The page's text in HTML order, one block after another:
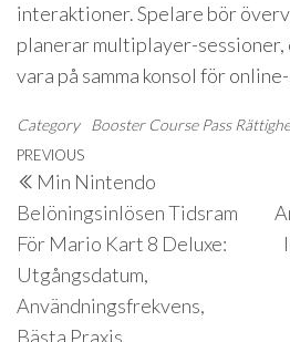
interaktioner. Spelare bör
planerar multiplayer-sessioner,
vara på samma konsol för
Category Booster Course Pass
Post
navigation
Previous
Post
PREVIOUS
Min Nintendo
Belöningsinlösen Tidsram
För Mario Kart 8 Deluxe:
Utgångsdatum,
Användningsfrekvens,
Bästa Praxis